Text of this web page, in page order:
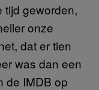
tijd geworden,
onze
dat er tien
was dan een
de IMDB op